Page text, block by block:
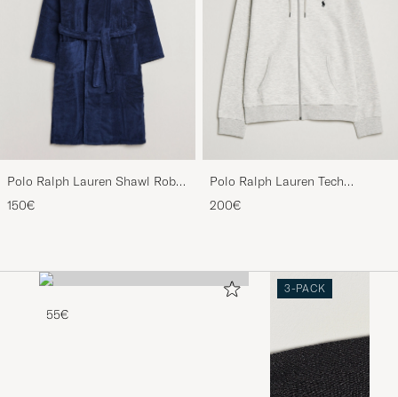
Polo Ralph Lauren Shawl Robe
Navy
150€
Polo Ralph Lauren Tech
Performance Full Zip Light
Sport Heather
200€
55€
3-PACK